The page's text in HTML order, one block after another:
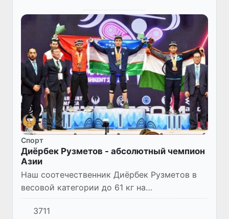
Спорт
Диёрбек Рузметов - абсолютный чемпион
Азии
Наш соотечественник Диёрбек Рузметов в
весовой категории до 61 кг на
континентальном первенстве по тяжелой
атлетике среди юниоров поднялся на
3711